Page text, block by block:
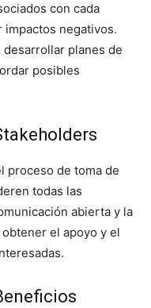
con cada
negativos.
planes de
posibles
proceso de toma de
todas las
abierta y la
el apoyo y el